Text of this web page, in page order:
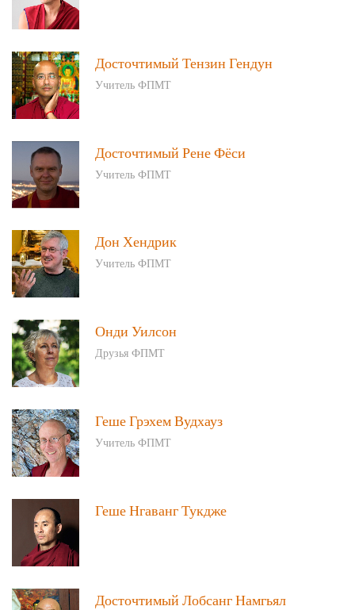
Досточтимый Тензин Гендун
Учитель ФПМТ
Досточтимый Рене Фёси
Учитель ФПМТ
Дон Хендрик
Учитель ФПМТ
Онди Уилсон
Друзья ФПМТ
Геше Грэхем Вудхауз
Учитель ФПМТ
Геше Нгаванг Тукдже
Досточтимый Лобсанг Намгьял